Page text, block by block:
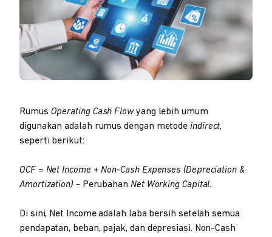
Rumus Operating Cash Flowyang lebih umum
digunakan adalah rumus dengan metodeindirect,
seperti berikut:
OCF = Net Income + Non-Cash Expenses (Depreciation &
Amortization) - Perubahan Net Working Capital.
Di sini, Net Income adalah laba bersih setelah semua
pendapatan, beban, pajak, dan depresiasi. Non-Cash